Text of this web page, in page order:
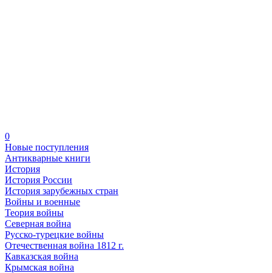
0
Новые поступления
Антикварные книги
История
История России
История зарубежных стран
Войны и военные
Теория войны
Северная война
Русско-турецкие войны
Отечественная война 1812 г.
Кавказская война
Крымская война